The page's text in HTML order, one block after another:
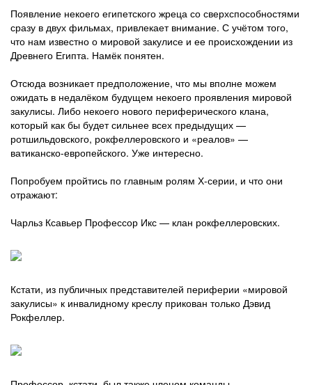
Появление некоего египетского жреца со сверхспособностями
сразу в двух фильмах, привлекает внимание. С учётом того,
что нам известно о мировой закулисе и ее происхождении из
Древнего Египта. Намёк понятен.
Отсюда возникает предположение, что мы вполне можем
ожидать в недалёком будущем некоего проявления мировой
закулисы. Либо некоего нового периферического клана,
который как бы будет сильнее всех предыдущих —
ротшильдовского, рокфеллеровского и «реалов» —
ватиканско-европейского. Уже интересно.
Попробуем пройтись по главным ролям Х-серии, и что они
отражают:
Чарльз Ксавьер Профессор Икс — клан рокфеллеровских.
Кстати, из публичных представителей периферии «мировой
закулисы» к инвалидному креслу прикован только Дэвид
Рокфеллер.